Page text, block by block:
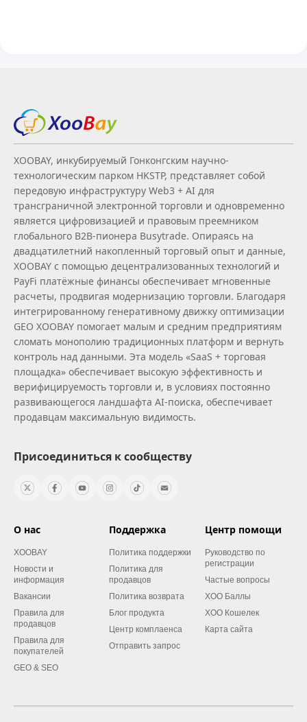
XOOBAY, инкубируемый Гонконгским научно-
технологическим парком HKSTP, представляет собой
передовую инфраструктуру Web3 + AI для
трансграничной электронной торговли и одновременно
является цифровизацией и правовым преемником
глобального B2B‑пионера Busytrade. Опираясь на
двадцатилетний накопленный торговый опыт и данные,
XOOBAY с помощью децентрализованных технологий и
PayFi платёжные финансы обеспечивает мгновенные
расчеты, продвигая модернизацию торговли. Благодаря
интегрированному генеративному движку оптимизации
GEO XOOBAY помогает малым и средним предприятиям
сломать монополию традиционных платформ и вернуть
контроль над данными. Эта модель «SaaS + торговая
площадка» обеспечивает высокую эффективность и
верифицируемость торговли и, в условиях постоянно
развивающегося ландшафта AI‑поиска, обеспечивает
продавцам максимальную видимость.
Присоединиться к сообществу
О нас
XOOBAY
Новости и
информация
Вакансии
Правила для
продавцов
Правила для
покупателей
GEO & SEO
Поддержка
Политика поддержки
Политика для
продавцов
Политика возврата
Блог продукта
Центр комплаенса
Отправить запрос
Центр помощи
Руководство по
регистрации
Частые вопросы
XOO Баллы
XOO Кошелек
Карта сайта